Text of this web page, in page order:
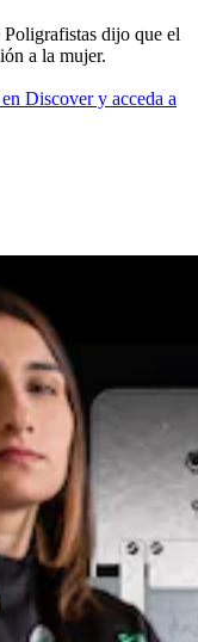
dijo que el
a la mujer.
Discover y acceda a